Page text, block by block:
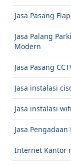
Jasa Pasang
Jasa Palang
Modern
Jasa Pasang
Jasa instalasi
Jasa instalasi
Jasa
Internet Kantor